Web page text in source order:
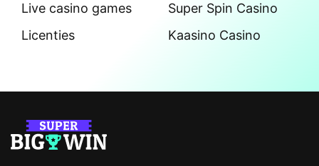
Live casino games
Licenties
Super Spin Casino
Kaasino Casino